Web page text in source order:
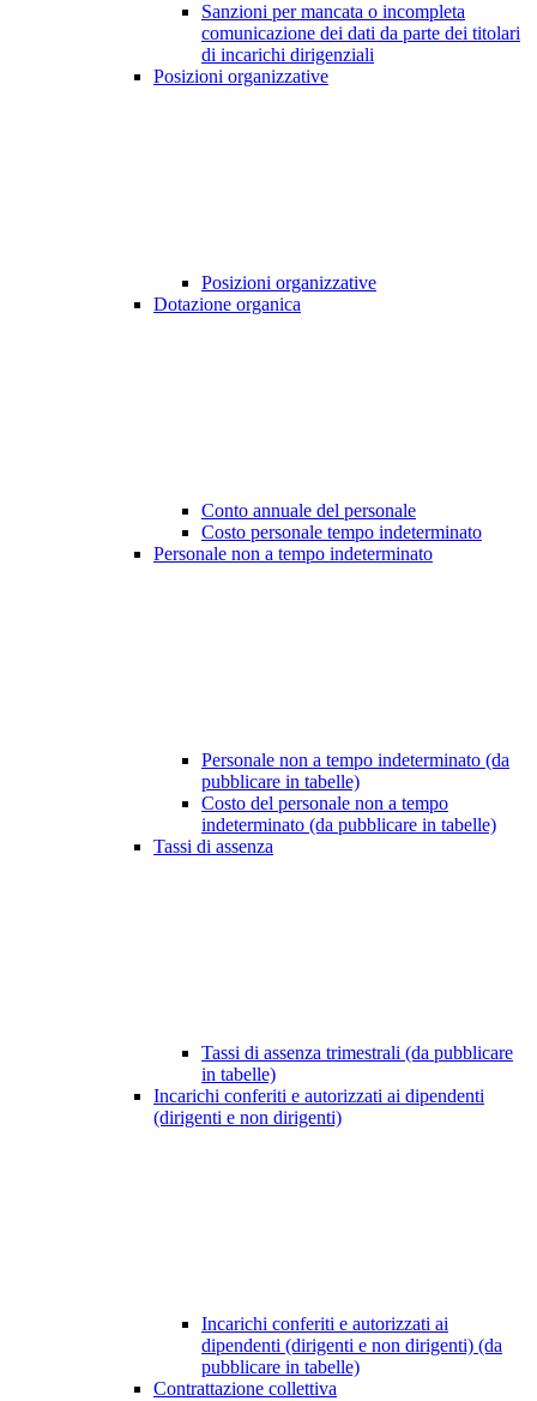
Sanzioni per mancata o incompleta
comunicazione dei dati da parte dei titolari
di incarichi dirigenziali
Posizioni organizzative
Posizioni organizzative
Dotazione organica
Conto annuale del personale
Costo personale tempo indeterminato
Personale non a tempo indeterminato
Personale non a tempo indeterminato (da
pubblicare in tabelle)
Costo del personale non a tempo
indeterminato (da pubblicare in tabelle)
Tassi di assenza
Tassi di assenza trimestrali (da pubblicare
in tabelle)
Incarichi conferiti e autorizzati ai dipendenti
(dirigenti e non dirigenti)
Incarichi conferiti e autorizzati ai
dipendenti (dirigenti e non dirigenti) (da
pubblicare in tabelle)
Contrattazione collettiva